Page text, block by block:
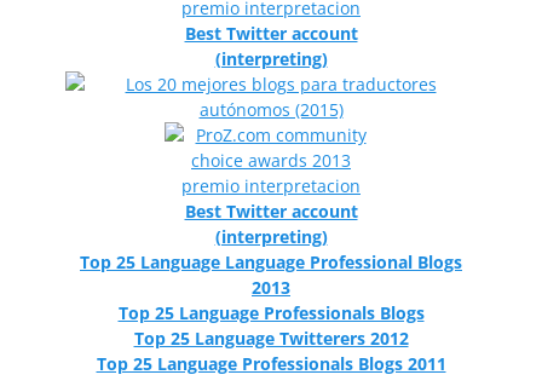
Best Twitter account
(interpreting)
Best Twitter account
(interpreting)
Top 25 Language Language Professional Blogs
2013
Top 25 Language Professionals Blogs
Top 25 Language Twitterers 2012
Top 25 Language Professionals Blogs 2011